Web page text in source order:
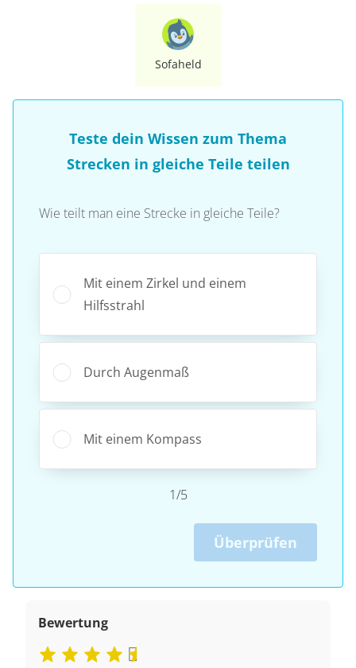
Sofaheld
Teste dein Wissen zum Thema
Strecken in gleiche Teile teilen
Wie teilt man eine Strecke in gleiche Teile?
Mit einem Zirkel und einem
Hilfsstrahl
Durch Augenmaß
Mit einem Kompass
1/5
Überprüfen
Bewertung